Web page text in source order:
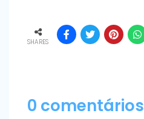
SHARES
0 comentários